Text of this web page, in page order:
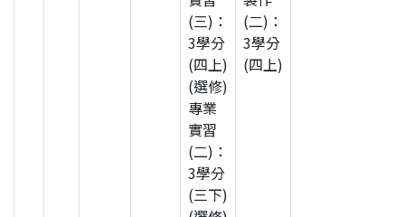
(三)：
3學分
(四上)
(選修)
專業
實習
(二)：
3學分
(三下)
(二)：
3學分
(四上)